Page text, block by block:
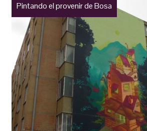
Pintando el provenir de Bosa